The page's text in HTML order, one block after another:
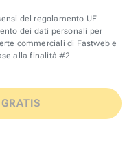
del regolamento UE
dei dati personali per
commerciali di Fastweb e
alla finalità #2